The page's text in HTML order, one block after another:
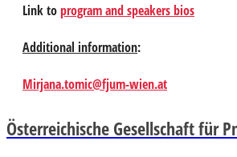
Link toprogram and speakers bios
Additional information:
Mirjana.tomic@fjum-wien.at
Österreichische Gesellschaft für